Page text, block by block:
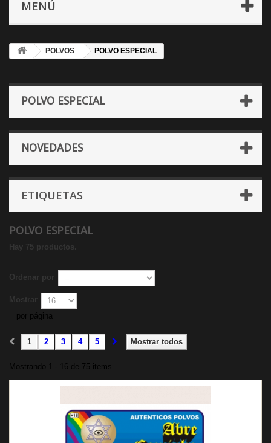
MENÚ
POLVOS POLVO ESPECIAL
POLVO ESPECIAL
NOVEDADES
ETIQUETAS
POLVO ESPECIAL
Hay 75 productos.
Ordenar por
Mostrar
por página
Mostrar todos
1 2 3 4 5
Mostrando 1 - 16 de 75 items